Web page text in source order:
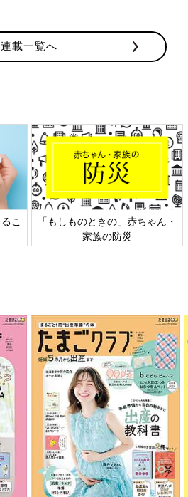
連載一覧へ
日本外来小児科学会リーフレッ
ト検討会
六